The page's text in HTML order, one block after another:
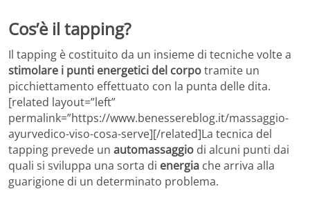
Cos’è il tapping?
Il tapping è costituito da un insieme di tecniche volte a
stimolare i punti energetici del corpotramite un
picchiettamento effettuato con la punta delle dita.
[related layout=”left”
permalink=”https://www.benessereblog.it/massaggio-
ayurvedico-viso-cosa-serve][/related]La tecnica del
tapping prevede un automassaggio di alcuni punti dai
quali si sviluppa una sorta di energia che arriva alla
guarigione di un determinato problema.